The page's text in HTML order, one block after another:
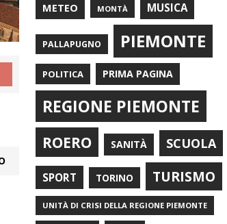
METEO MONTÀ MUSICA
PALLAPUGNO PIEMONTE
POLITICA PRIMA PAGINA
REGIONE PIEMONTE
ROERO SANITÀ SCUOLA
SPORT TORINO TURISMO
UNITÀ DI CRISI DELLA REGIONE PIEMONTE